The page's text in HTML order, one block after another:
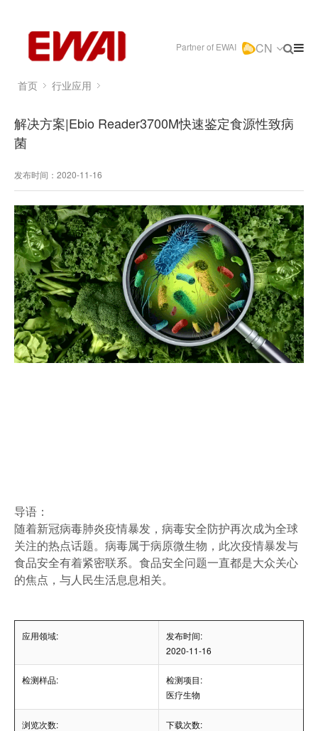
Partner of EWAI CN
首页 行业应用
解决方案|Ebio Reader3700M快速鉴定食源性致病
菌
发布时间：2020-11-16
导语：
随着新冠病毒肺炎疫情暴发，病毒安全防护再次成为全球
关注的热点话题。病毒属于病原微生物，此次疫情暴发与
食品安全有着紧密联系。食品安全问题一直都是大众关心
的焦点，与人民生活息息相关。
应用领域:
发布时间:
2020-11-16
检测样品:
检测项目:
医疗生物
浏览次数:
下载次数: